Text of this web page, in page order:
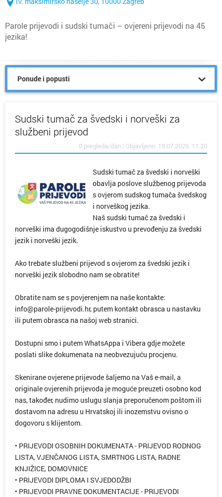
Parole prijevodi i sudski tumači – ovjereni prijevodi na 45
jezika!
Ponude i popusti
Sudski tumač za švedski i norveški za
službeni prijevod
0 pregleda/dan | Objavljeno: 19.07.2026. 11:20
Sudski tumač za švedski i norveški
obavlja poslove službenog prijevoda
s ovjerom sudskog tumača švedskog
i norveškog jezika.
Naš sudski tumač za švedski i
norveški ima dugogodišnje iskustvo u prevođenju za švedski
jezik i norveški jezik.
Ako trebate službeni prijevod s ovjerom za švedski jezik i
norveški jezik slobodno nam se obratite!
Obratite nam se s povjerenjem na naše kontakte:
info@parole-prijevodi.hr, putem kontakt obrasca u nastavku
ili putem obrasca na našoj web stranici.
Dostupni smo i putem WhatsAppa i Vibera gdje možete
poslati slike dokumenata na neobvezujuću procjenu.
Skenirane ovjerene prijevode šaljemo na Vaš e-mail, a
originale ovjerenih prijevoda je moguće preuzeti osobno kod
nas, također, nudimo uslugu slanja preporučenom poštom ili
dostavom na adresu u Hrvatskoj ili inozemstvu ovisno o
dogovoru s klijentom.
• PRIJEVODI OSOBNIH DOKUMENATA - PRIJEVOD RODNOG
LISTA, VJENČANOG LISTA, SMRTNOG LISTA, RADNE
KNJIŽICE, DOMOVNICE
• PRIJEVODI DIPLOMA I SVJEDODŽBI
• PRIJEVODI PRAVNE DOKUMENTACIJE - PRIJEVODI